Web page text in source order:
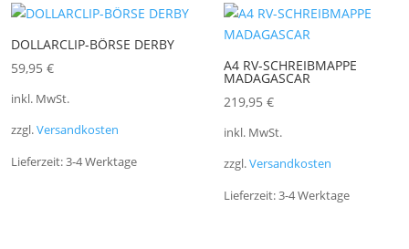
DOLLARCLIP-BÖRSE DERBY
59,95 €
inkl. MwSt.
zzgl.Versandkosten
Lieferzeit:3-4 Werktage
A4 RV-SCHREIBMAPPE
MADAGASCAR
219,95 €
inkl. MwSt.
zzgl.Versandkosten
Lieferzeit:3-4 Werktage